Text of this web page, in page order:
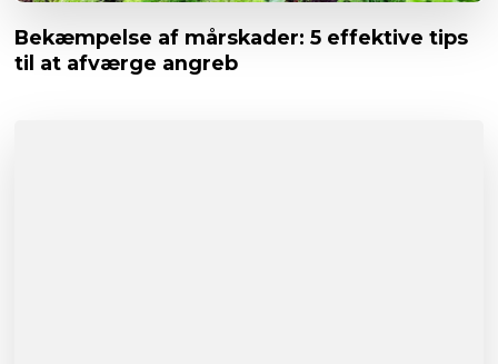
Bekæmpelse af mårskader: 5 effektive tips
til at afværge angreb